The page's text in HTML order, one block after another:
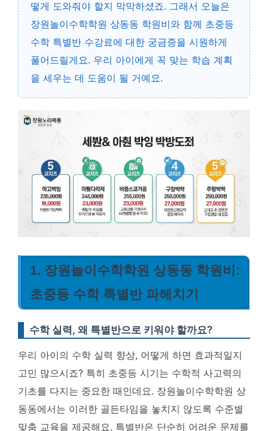
떻게 도와줘야 할지 막막하셨죠. 그래서 오늘은
장원놀이수학학원 상동동 학원비와 함께 초중등
수학 특별반 수강료에 대한 궁금증을 시원하게
풀어드릴게요. 우리 아이에게 꼭 맞는 학습 계획
을 세우는 데 도움이 될 거예요.
1. 장원놀이수학학원 상동동 학원비:
초중등 수학 특별반 파헤치기
수학 실력, 왜 특별반으로 키워야 할까요?
우리 아이의 수학 실력 향상, 어떻게 하면 효과적일지
고민 많으시죠? 특히 초중등 시기는 수학적 사고력의
기초를 다지는 중요한 때인데요. 장원놀이수학학원 상
동동에서는 이러한 골든타임을 놓치지 않도록 수준별
맞춤 교육을 제공해요. 특별반은 단순히 어려운 문제를